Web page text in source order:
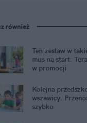
również
Ten zestaw w
mus na start.
w promocji
Kolejna
wszawicy.
szybko